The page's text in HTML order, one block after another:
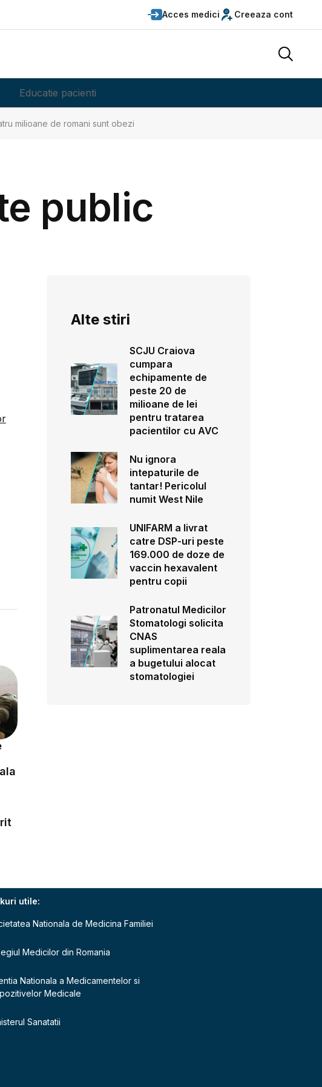
Acces medici Creeaza cont
Educatie pacienti
milioane de romani sunt obezi
public
Alte stiri
SCJU Craiova
cumpara
echipamente de
peste 20 de
milioane de lei
pentru tratarea
pacientilor cu AVC
Nu ignora
intepaturile de
tantar! Pericolul
numit West Nile
UNIFARM a livrat
catre DSP-uri peste
169.000 de doze de
vaccin hexavalent
pentru copii
Patronatul Medicilor
Stomatologi solicita
CNAS
suplimentarea reala
a bugetului alocat
stomatologiei
utile:
Nationala de Medicina Familiei
Medicilor din Romania
Nationala a Medicamentelor si
Medicale
Sanatatii